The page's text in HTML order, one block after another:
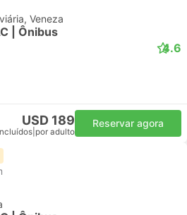
Veneza
| Ônibus
4.6
USD 189
por adulto
Reservar agora